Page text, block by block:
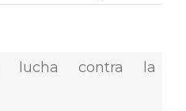
lucha contra la